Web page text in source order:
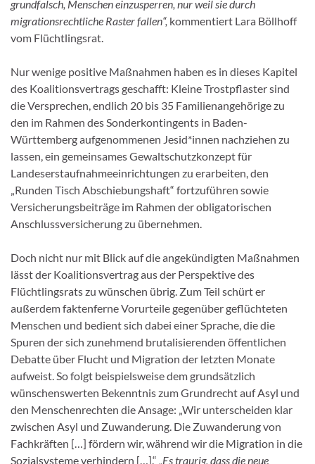
grundfalsch, Menschen einzusperren, nur weil sie durch
migrationsrechtliche Raster fallen“, kommentiert Lara Böllhoff
vom Flüchtlingsrat.
Nur wenige positive Maßnahmen haben es in dieses Kapitel
des Koalitionsvertrags geschafft: Kleine Trostpflaster sind
die Versprechen, endlich 20 bis 35 Familienangehörige zu
den im Rahmen des Sonderkontingents in Baden-
Württemberg aufgenommenen Jesid*innen nachziehen zu
lassen, ein gemeinsames Gewaltschutzkonzept für
Landeserstaufnahmeeinrichtungen zu erarbeiten, den
„Runden Tisch Abschiebungshaft“ fortzuführen sowie
Versicherungsbeiträge im Rahmen der obligatorischen
Anschlussversicherung zu übernehmen.
Doch nicht nur mit Blick auf die angekündigten Maßnahmen
lässt der Koalitionsvertrag aus der Perspektive des
Flüchtlingsrats zu wünschen übrig. Zum Teil schürt er
außerdem faktenferne Vorurteile gegenüber geflüchteten
Menschen und bedient sich dabei einer Sprache, die die
Spuren der sich zunehmend brutalisierenden öffentlichen
Debatte über Flucht und Migration der letzten Monate
aufweist. So folgt beispielsweise dem grundsätzlich
wünschenswerten Bekenntnis zum Grundrecht auf Asyl und
den Menschenrechten die Ansage: „Wir unterscheiden klar
zwischen Asyl und Zuwanderung. Die Zuwanderung von
Fachkräften […] fördern wir, während wir die Migration in die
Sozialsysteme verhindern […].“ „Es traurig, dass die neue